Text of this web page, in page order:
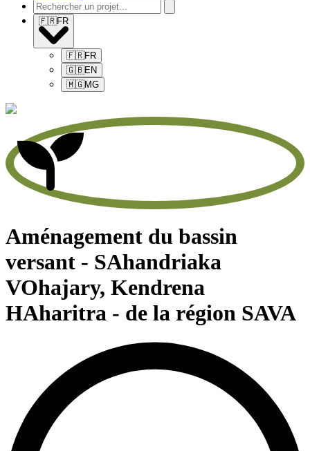
🇫🇷FR
🇫🇷FR
🇬🇧EN
🇲🇬MG
Aménagement du bassin
versant - SAhandriaka
VOhajary, Kendrena
HAharitra - de la région SAVA